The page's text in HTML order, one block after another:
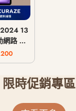
13
網路 /
1T
限時促銷專區